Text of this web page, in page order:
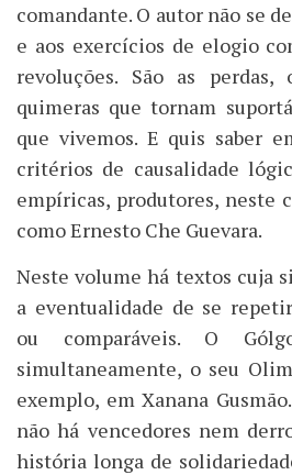
comandante. O autor não se
e aos exercícios de elogio
revoluções. São as
quimeras que tornam
que vivemos. E quis saber
critérios de causalidade
empíricas, produtores, neste
como Ernesto Che Guevara.
Neste volume há textos cuja
a eventualidade de se
ou comparáveis. O
simultaneamente, o seu
exemplo, em Xanana
não há vencedores nem
história longa de